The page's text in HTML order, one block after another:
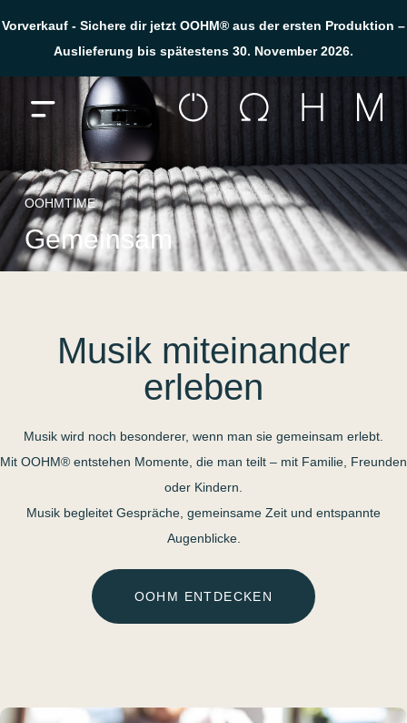
Vorverkauf - Sichere dir jetzt OOHM® aus der ersten Produktion –
Auslieferung bis spätestens 30. November 2026.
Menü öffnen
OOHMTIME
Gemeinsam
Musik miteinander
erleben
Musik wird noch besonderer, wenn man sie gemeinsam erlebt.
Mit OOHM® entstehen Momente, die man teilt – mit Familie, Freunden
oder Kindern.
Musik begleitet Gespräche, gemeinsame Zeit und entspannte
Augenblicke.
OOHM ENTDECKEN